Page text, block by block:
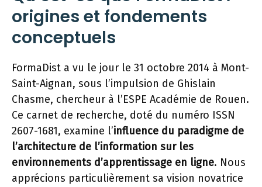
origines et fondements
conceptuels
FormaDist a vu le jour le 31 octobre 2014 à Mont-
Saint-Aignan, sous l’impulsion de Ghislain
Chasme, chercheur à l’ESPE Académie de Rouen.
Ce carnet de recherche, doté du numéro ISSN
2607-1681, examine l’influence du paradigme de
l’architecture de l’information sur les
environnements d’apprentissage en ligne. Nous
apprécions particulièrement sa vision novatrice